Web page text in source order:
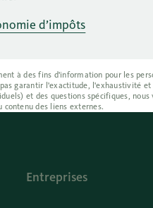
d’impôts
à des fins d'information pour les
garantir l'exactitude, l'exhaustivité
et des questions spécifiques,
contenu des liens externes.
Entreprises